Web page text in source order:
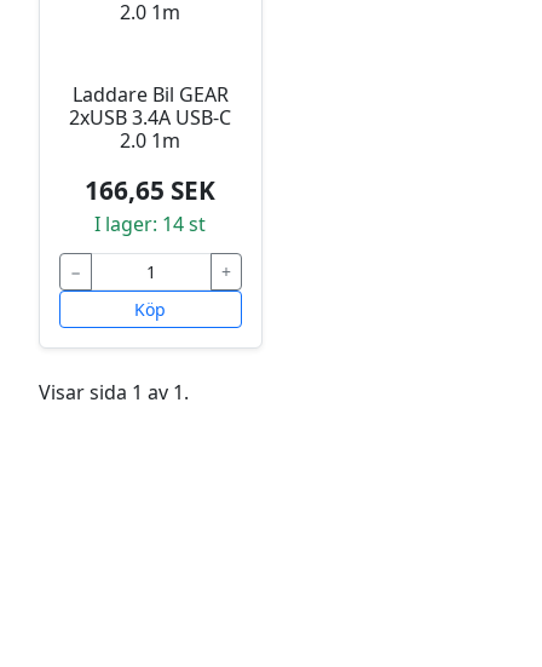
Laddare Bil GEAR
2xUSB 3.4A USB-C
2.0 1m
166,65 SEK
I lager: 14 st
−
+
Köp
Visar sida 1 av 1.